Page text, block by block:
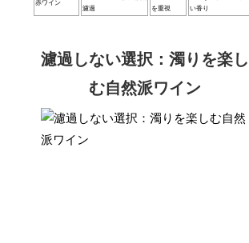
赤ワイン
濾過
を重視
い香り
濾過しない選択：濁りを楽し
む自然派ワイン